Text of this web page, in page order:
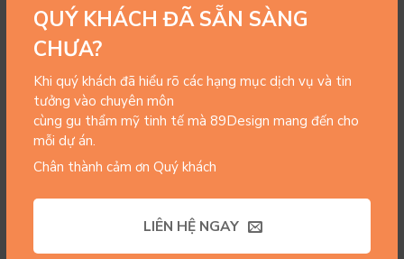
QUÝ KHÁCH ĐÃ SẴN SÀNG
CHƯA?
Khi quý khách đã hiểu rõ các hạng mục dịch vụ và tin
tưởng vào chuyên môn
cùng gu thẩm mỹ tinh tế mà 89Design mang đến cho
mỗi dự án.
Chân thành cảm ơn Quý khách
LIÊN HỆ NGAY